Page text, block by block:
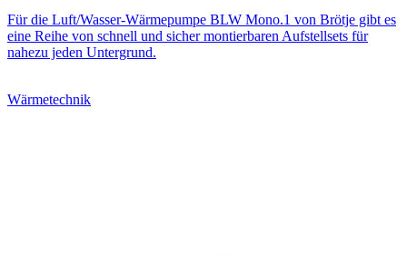
Für die Luft/Wasser-Wärmepumpe BLW Mono.1 von Brötje gibt es
eine Reihe von schnell und sicher montierbaren Aufstellsets für
nahezu jeden Untergrund.
Wärmetechnik